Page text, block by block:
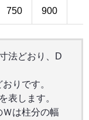
750 900
法どおり、D
りです。
表します。
Ｗは柱分の幅